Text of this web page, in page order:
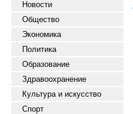
Новости
Общество
Экономика
Политика
Образование
Здравоохранение
Культура и искусство
Спорт